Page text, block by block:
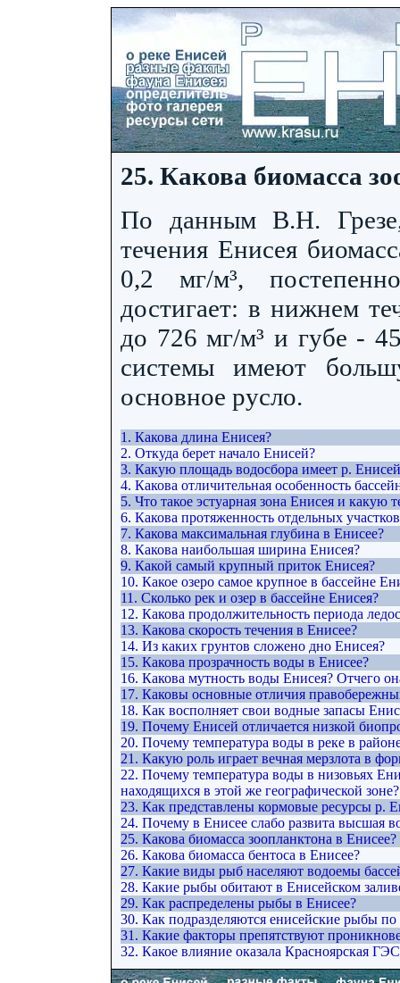
25. Какова биомасса
По данным В.Н.
течения Енисея
0,2 мг/м³,
достигает: в нижнем
до 726 мг/м³ и губе -
системы имеют
основное русло.
1. Какова длина Енисея?
2. Откуда берет начало Енисей?
3. Какую площадь водосбора имеет р.
4. Какова отличительная особенность
5. Что такое эстуарная зона Енисея и какую
6. Какова протяженность отдельных
7. Какова максимальная глубина в Енисее?
8. Какова наибольшая ширина Енисея?
9. Какой самый крупный приток Енисея?
10. Какое озеро самое крупное в бассейне
11. Сколько рек и озер в бассейне Енисея?
12. Какова продолжительность периода
13. Какова скорость течения в Енисее?
14. Из каких грунтов сложено дно Енисея?
15. Какова прозрачность воды в Енисее?
16. Какова мутность воды Енисея? Отчего
17. Каковы основные отличия
18. Как восполняет свои водные запасы
19. Почему Енисей отличается низкой
20. Почему температура воды в реке в
21. Какую роль играет вечная мерзлота в
22. Почему температура воды в низовьях
находящихся в этой же географической зоне?
23. Как представлены кормовые ресурсы р.
24. Почему в Енисее слабо развита высшая
25. Какова биомасса зоопланктона в Енисее?
26. Какова биомасса бентоса в Енисее?
27. Какие виды рыб населяют водоемы
28. Какие рыбы обитают в Енисейском
29. Как распределены рыбы в Енисее?
30. Как подразделяются енисейские рыбы
31. Какие факторы препятствуют
32. Какое влияние оказала Красноярская